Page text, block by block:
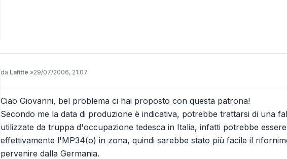
Messaggio
da Lafitte »29/07/2006, 21:07
Ciao Giovanni, bel problema ci hai proposto con questa patrona!
Secondo me la data di produzione è indicativa, potrebbe trattarsi di una
utilizzate da truppa d'occupazione tedesca in Italia, infatti potrebbe
effettivamente l'MP34(o) in zona, quindi sarebbe stato più facile il
pervenire dalla Germania.